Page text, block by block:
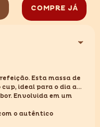
COMPRE JÁ
Esta massa de
ideal para o dia a
Envolvida em um
o autêntico